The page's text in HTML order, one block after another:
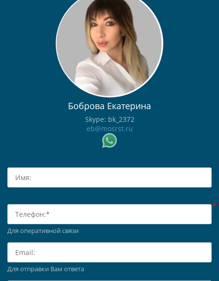
Боброва Екатерина
Skype: bk_2372
eb@mosrst.ru
Для оперативной связи
Для отправки Вам ответа